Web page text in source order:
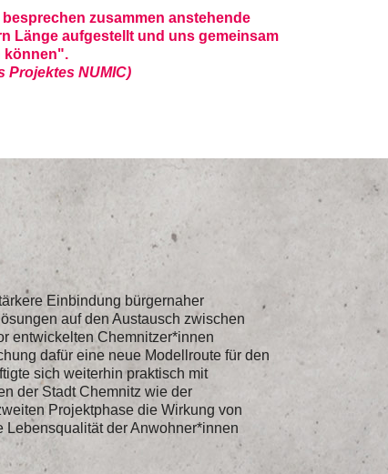
zusammen anstehende
Länge aufgestellt und uns gemeinsam
können".
Projektes NUMIC)
Einbindung bürgernaher
auf den Austausch zwischen
entwickelten Chemnitzer*innen
dafür eine neue Modellroute für den
sich weiterhin praktisch mit
der Stadt Chemnitz wie der
Projektphase die Wirkung von
der Anwohner*innen